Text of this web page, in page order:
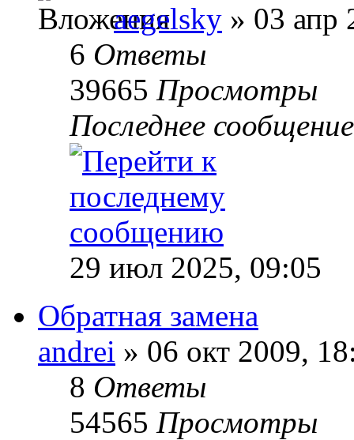
aegelsky » 03 апр
6 Ответы
39665 Просмотры
Последнее
29 июл 2025, 09:05
Обратная замена
andrei » 06 окт 2009,
8 Ответы
54565 Просмотры